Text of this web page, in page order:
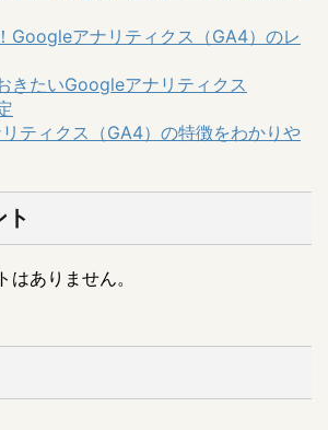
Googleアナリティクス（GA4）のレ
きたいGoogleアナリティクス
ティクス（GA4）の特徴をわかりや
ありません。